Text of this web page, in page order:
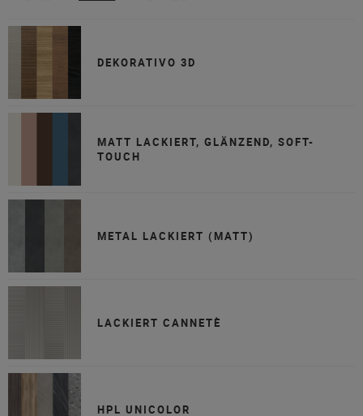
DEKORATIVO 3D
MATT LACKIERT, GLÄNZEND, SOFT-
TOUCH
METAL LACKIERT (MATT)
LACKIERT CANNETÈ
HPL UNICOLOR